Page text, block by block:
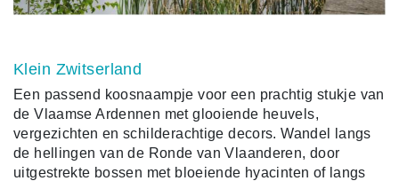
Klein Zwitserland
Een passend koosnaampje voor een prachtig stukje van
de Vlaamse Ardennen met glooiende heuvels,
vergezichten en schilderachtige decors. Wandel langs
de hellingen van de Ronde van Vlaanderen, door
uitgestrekte bossen met bloeiende hyacinten of langs